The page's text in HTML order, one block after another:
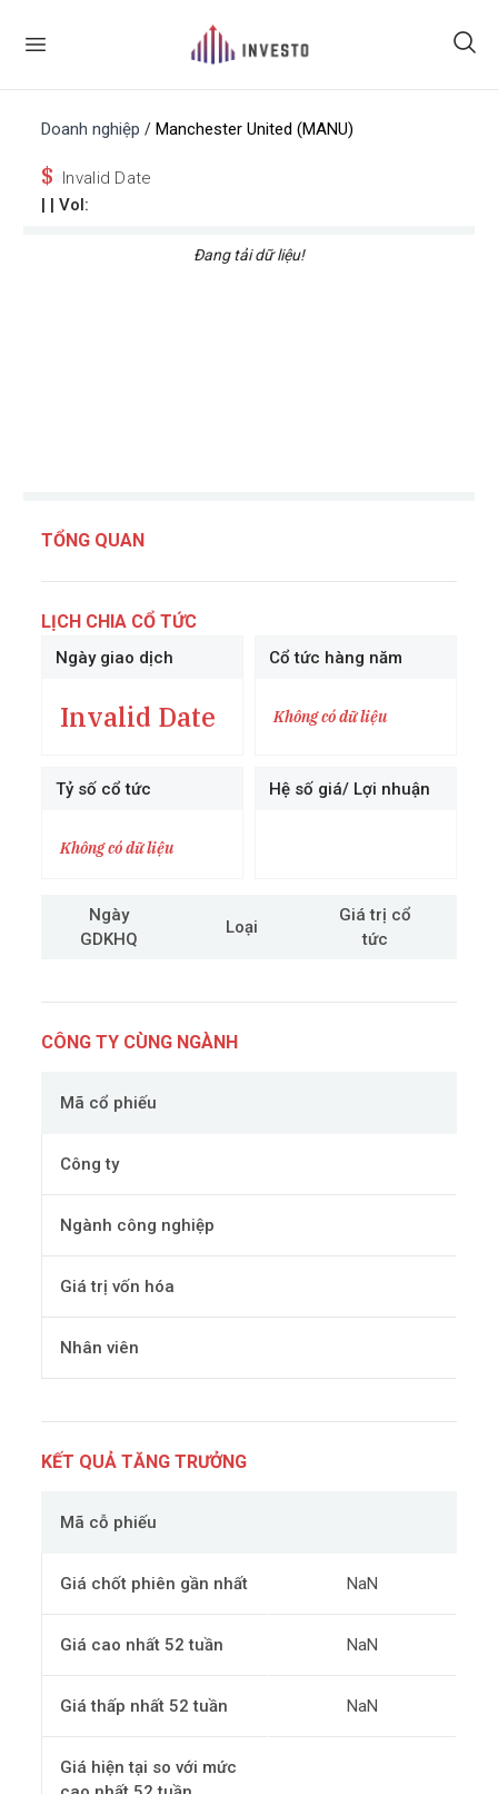
Doanh nghiệp / Manchester United (MANU)
$ Invalid Date
| | Vol:
Đang tải dữ liệu!
TỔNG QUAN
LỊCH CHIA CỔ TỨC
Ngày giao dịch
Invalid Date
Cổ tức hàng năm
Không có dữ liệu
Tỷ số cổ tức
Không có dữ liệu
Hệ số giá/ Lợi nhuận
Ngày
GDKHQ
Loại
Giá trị cổ
tức
CÔNG TY CÙNG NGÀNH
Mã cổ phiếu
Công ty
Ngành công nghiệp
Giá trị vốn hóa
Nhân viên
KẾT QUẢ TĂNG TRƯỞNG
Mã cỗ phiếu
Giá chốt phiên gần nhất NaN
Giá cao nhất 52 tuần NaN
Giá thấp nhất 52 tuần NaN
Giá hiện tại so với mức